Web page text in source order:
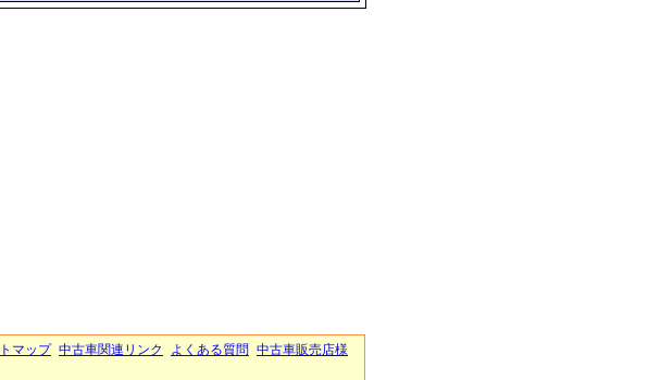
マップ 中古車関連リンク よくある質問 中古車販売店様